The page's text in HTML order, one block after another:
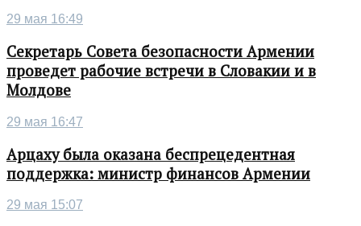
29 мая 16:49
Секретарь Совета безопасности Армении
проведет рабочие встречи в Словакии и в
Молдове
29 мая 16:47
Арцаху была оказана беспрецедентная
поддержка: министр финансов Армении
29 мая 15:07